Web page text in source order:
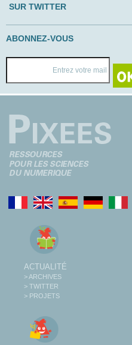
SUR TWITTER
ABONNEZ-VOUS
ACTUALITÉ
> ARCHIVES
> TWITTER
> PROJETS